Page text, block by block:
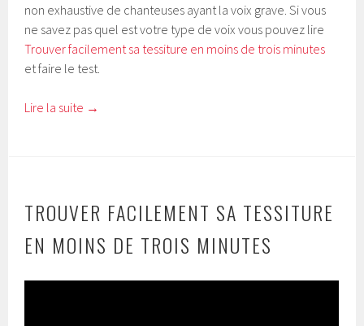
non exhaustive de chanteuses ayant la voix grave. Si vous
ne savez pas quel est votre type de voix vous pouvez lire
Trouver facilement sa tessiture en moins de trois minutes
et faire le test.
Lire la suite →
TROUVER FACILEMENT SA TESSITURE
EN MOINS DE TROIS MINUTES